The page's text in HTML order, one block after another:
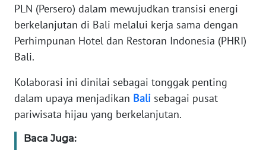
PLN (Persero) dalam mewujudkan transisi energi
berkelanjutan di Bali melalui kerja sama dengan
Perhimpunan Hotel dan Restoran Indonesia (PHRI)
Bali.
Kolaborasi ini dinilai sebagai tonggak penting
dalam upaya menjadikan Bali sebagai pusat
pariwisata hijau yang berkelanjutan.
Baca Juga:
WN
JAKARTA
WN
WN
BANTEN
WN